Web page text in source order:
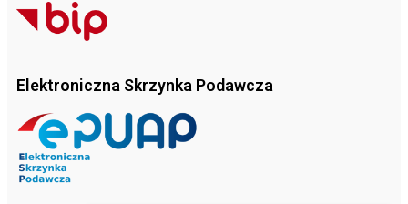
Elektroniczna Skrzynka Podawcza